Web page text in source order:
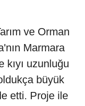
ve Orman
Marmara
kıyı uzunluğu
büyük
etti. Proje ile